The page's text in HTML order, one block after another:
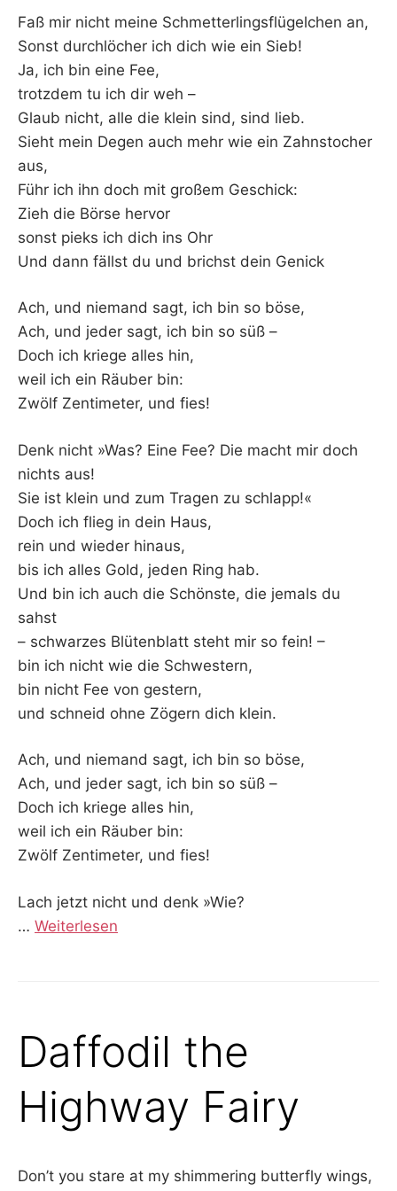
–
I
L
K
&
F
O
Faß mir nicht meine Schmetterlingsflügelchen an,
Sonst durchlöcher ich dich wie ein Sieb!
Ja, ich bin eine Fee,
trotzdem tu ich dir weh –
Glaub nicht, alle die klein sind, sind lieb.
Sieht mein Degen auch mehr wie ein Zahnstocher
aus,
Führ ich ihn doch mit großem Geschick:
Zieh die Börse hervor
sonst pieks ich dich ins Ohr
Und dann fällst du und brichst dein Genick
Ach, und niemand sagt, ich bin so böse,
Ach, und jeder sagt, ich bin so süß –
Doch ich kriege alles hin,
weil ich ein Räuber bin:
Zwölf Zentimeter, und fies!
Denk nicht »Was? Eine Fee? Die macht mir doch
nichts aus!
Sie ist klein und zum Tragen zu schlapp!«
Doch ich flieg in dein Haus,
rein und wieder hinaus,
bis ich alles Gold, jeden Ring hab.
Und bin ich auch die Schönste, die jemals du
sahst
– schwarzes Blütenblatt steht mir so fein! –
bin ich nicht wie die Schwestern,
bin nicht Fee von gestern,
und schneid ohne Zögern dich klein.
Ach, und niemand sagt, ich bin so böse,
Ach, und jeder sagt, ich bin so süß –
Doch ich kriege alles hin,
weil ich ein Räuber bin:
Zwölf Zentimeter, und fies!
Lach jetzt nicht und denk »Wie?
… Weiterlesen
Daffodil the
Highway Fairy
Don’t you stare at my shimmering butterfly wings,